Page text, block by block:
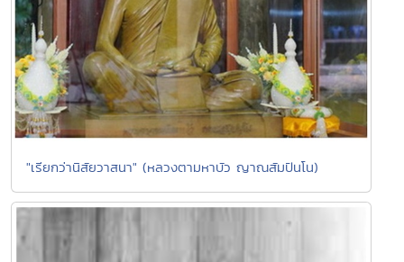
"เรียกว่านิสัยวาสนา" (หลวงตามหาบัว ญาณสัมปันโน)